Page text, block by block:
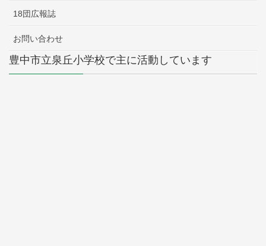
18団広報誌
お問い合わせ
豊中市立泉丘小学校で主に活動しています